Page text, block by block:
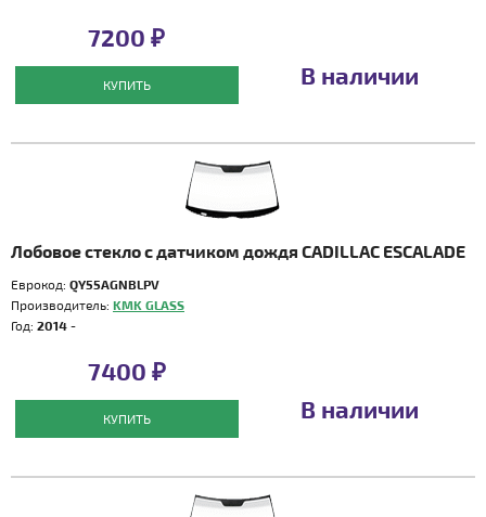
7200 ₽
КУПИТЬ В наличии
Лобовое стекло с датчиком дождя CADILLAC ESCALADE
Еврокод: QY55AGNBLPV
Производитель: KMK GLASS
Год: 2014 -
7400 ₽
КУПИТЬ В наличии